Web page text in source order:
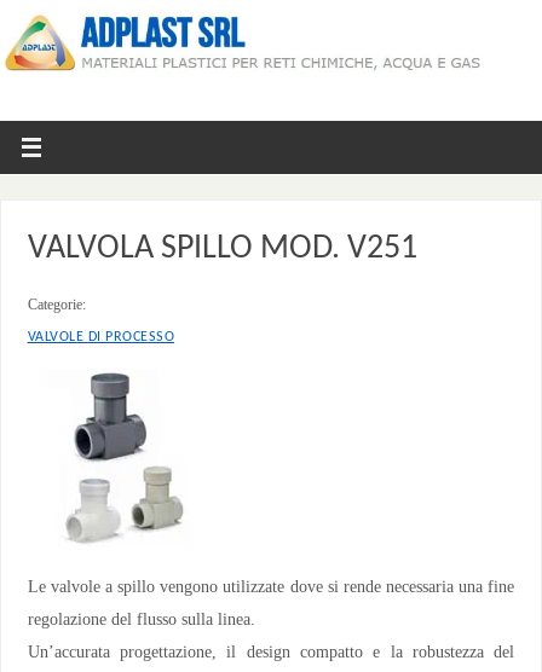
VALVOLA SPILLO MOD. V251
Categorie:
VALVOLE DI PROCESSO
Le valvole a spillo vengono utilizzate dove si rende necessaria una fine
regolazione del flusso sulla linea.
Un’accurata progettazione, il design compatto e la robustezza del